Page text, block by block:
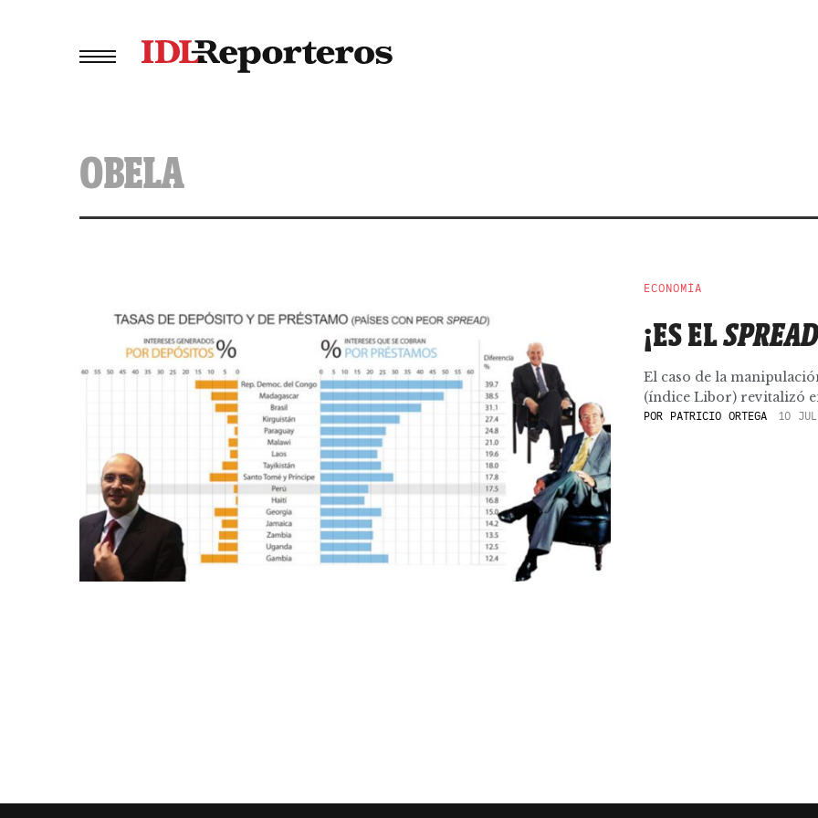
OBELA
ECONOMÍA
¡ES EL
El caso de la
(índice Libor) revitalizó
POR PATRICIO ORTEGA 10